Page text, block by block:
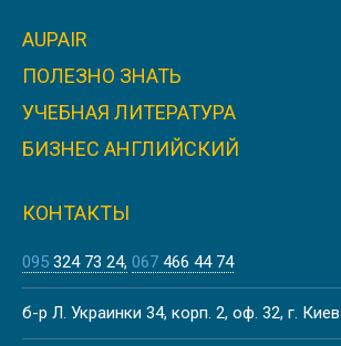
AUPAIR
ПОЛЕЗНО ЗНАТЬ
УЧЕБНАЯ ЛИТЕРАТУРА
БИЗНЕС АНГЛИЙСКИЙ
КОНТАКТЫ
095 324 73 24 067 466 44 74
б-р Л. Украинки 34, корп. 2, оф. 32, г. Киев